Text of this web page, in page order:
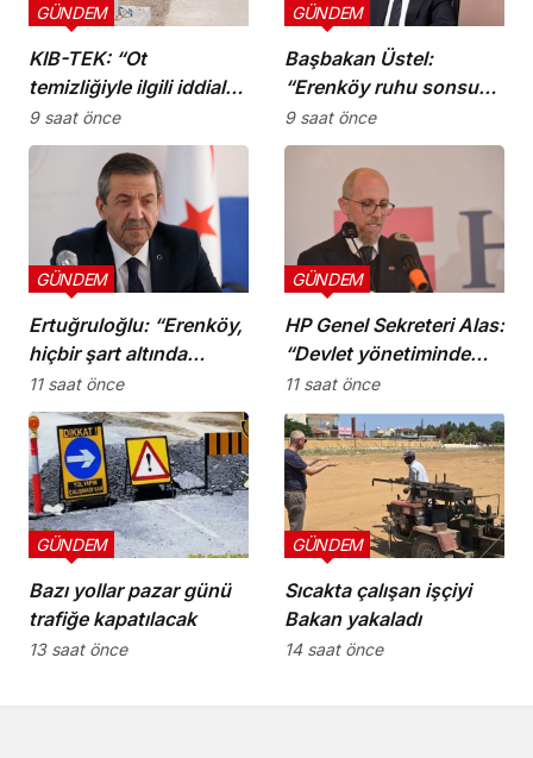
KIB-TEK: “Ot
temizliğiyle ilgili iddialar
doğru değil”
GÜNDEM
9 saat önce
Başbakan Üstel:
“Erenköy ruhu sonsuza
dek yaşayacaktır”
GÜNDEM
9 saat önce
Ertuğruloğlu: “Erenköy,
hiçbir şart altında
esareti kabul
etmeyeceğimizin en
açık kanıtıdır”
GÜNDEM
11 saat önce
HP Genel Sekreteri Alas:
“Devlet yönetiminde
köklü bir zihniyet
değişimine ihtiyaç var”
GÜNDEM
11 saat önce
Bazı yollar pazar günü
trafiğe kapatılacak
GÜNDEM
13 saat önce
Sıcakta çalışan işçiyi
Bakan yakaladı
GÜNDEM
14 saat önce